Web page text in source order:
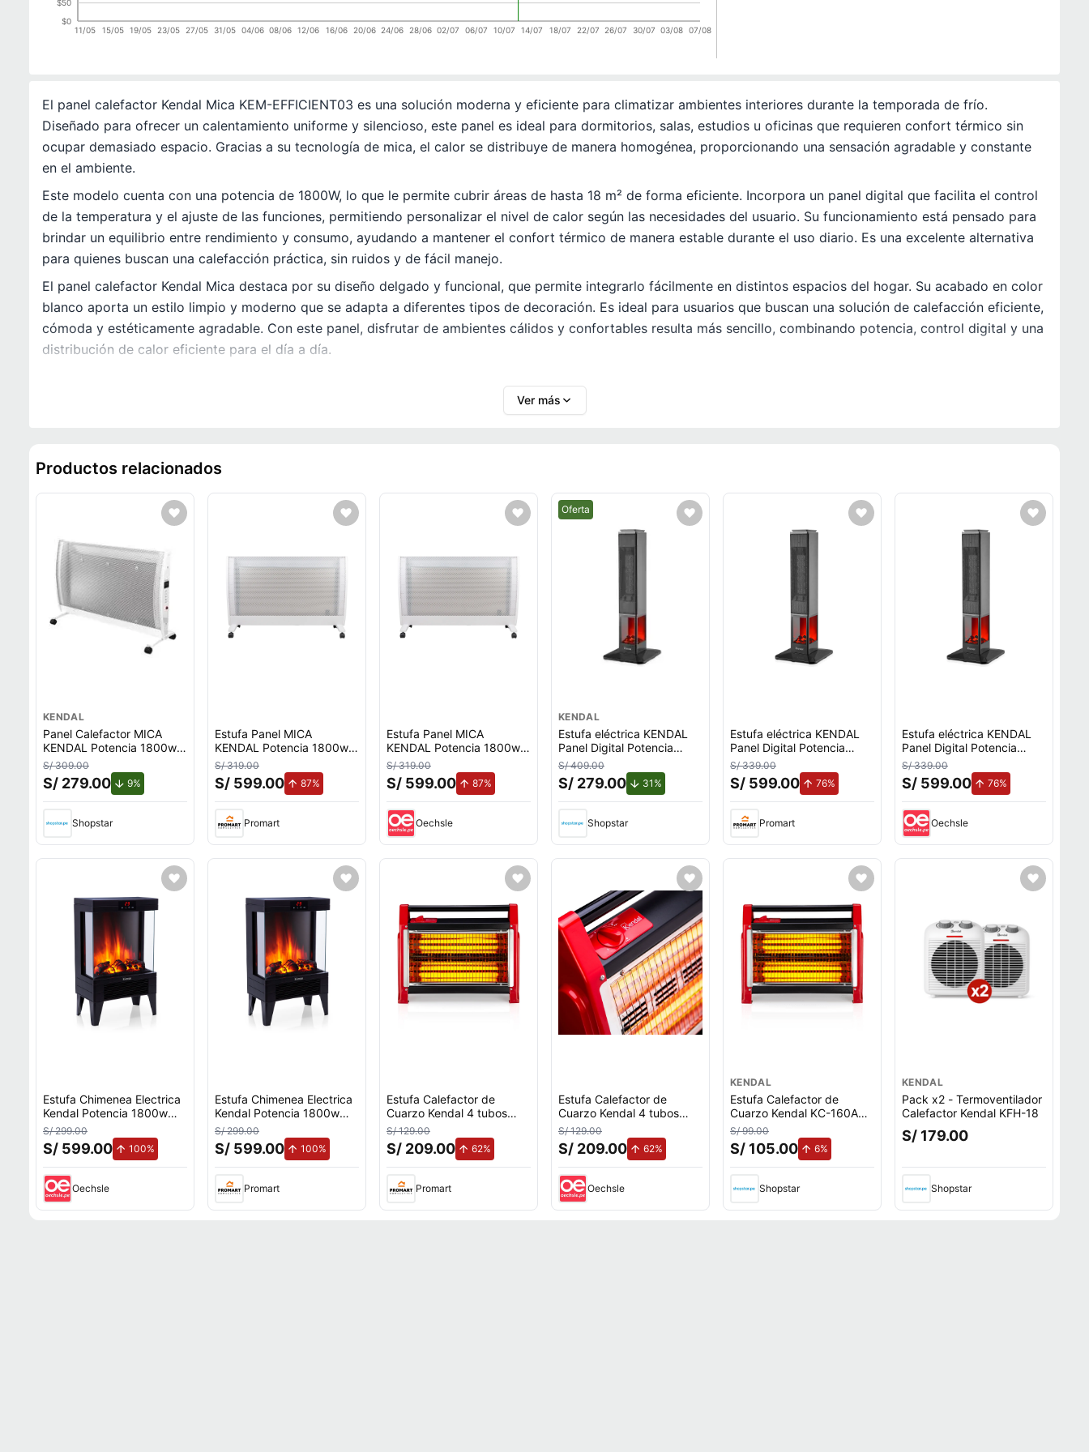
11/05 15/05 19/05 23/05 27/05 31/05 04/06 08/06 12/06 16/06 20/06 24/06 28/06 02/07 06/07 10/07 14/07 18/07 22/07 26/07 30/07 03/08 07/08
$0
$50
El panel calefactor Kendal Mica KEM-EFFICIENT03 es una solución moderna y eficiente para climatizar ambientes interiores durante la temporada de frío.
Diseñado para ofrecer un calentamiento uniforme y silencioso, este panel es ideal para dormitorios, salas, estudios u oficinas que requieren confort térmico sin
ocupar demasiado espacio. Gracias a su tecnología de mica, el calor se distribuye de manera homogénea, proporcionando una sensación agradable y constante
en el ambiente.
Este modelo cuenta con una potencia de 1800W, lo que le permite cubrir áreas de hasta 18 m² de forma eficiente. Incorpora un panel digital que facilita el control
de la temperatura y el ajuste de las funciones, permitiendo personalizar el nivel de calor según las necesidades del usuario. Su funcionamiento está pensado para
brindar un equilibrio entre rendimiento y consumo, ayudando a mantener el confort térmico de manera estable durante el uso diario. Es una excelente alternativa
para quienes buscan una calefacción práctica, sin ruidos y de fácil manejo.
El panel calefactor Kendal Mica destaca por su diseño delgado y funcional, que permite integrarlo fácilmente en distintos espacios del hogar. Su acabado en color
blanco aporta un estilo limpio y moderno que se adapta a diferentes tipos de decoración. Es ideal para usuarios que buscan una solución de calefacción eficiente,
cómoda y estéticamente agradable. Con este panel, disfrutar de ambientes cálidos y confortables resulta más sencillo, combinando potencia, control digital y una
distribución de calor eficiente para el día a día.
Ver más
Productos relacionados
KENDAL
Panel Calefactor MICA
KENDAL Potencia 1800w
Cobertura 18m2
Instalación Piso/Muro
S/ 309.00
S/ 279.00 9%
Shopstar
Estufa Panel MICA
KENDAL Potencia 1800w
Cobertura 18m2
Instalación Piso/Muro
S/ 319.00
S/ 599.00 87%
Promart
Estufa Panel MICA
KENDAL Potencia 1800w
Cobertura 18m2
Instalación Piso/Muro
S/ 319.00
S/ 599.00 87%
Oechsle
Mejor precio.
Oferta
KENDAL
Estufa eléctrica KENDAL
Panel Digital Potencia
2000w Cobertura 20m2
Efecto Flama
S/ 409.00
S/ 279.00 31%
Shopstar
Estufa eléctrica KENDAL
Panel Digital Potencia
2000w Cobertura 20m2
Efecto Flama
S/ 339.00
S/ 599.00 76%
Promart
Estufa eléctrica KENDAL
Panel Digital Potencia
2000w Cobertura 20m2
Efecto Flama
S/ 339.00
S/ 599.00 76%
Oechsle
Estufa Chimenea Electrica
Kendal Potencia 1800w
Cobertura 20m2 Efecto
Flama
S/ 299.00
S/ 599.00 100%
Oechsle
Estufa Chimenea Electrica
Kendal Potencia 1800w
Cobertura 20m2 Efecto
Flama
S/ 299.00
S/ 599.00 100%
Promart
Estufa Calefactor de
Cuarzo Kendal 4 tubos
Potencia 1600W Cobertura
18m2
S/ 129.00
S/ 209.00 62%
Promart
Estufa Calefactor de
Cuarzo Kendal 4 tubos
Potencia 1600W Cobertura
18m2
S/ 129.00
S/ 209.00 62%
Oechsle
KENDAL
Estufa Calefactor de
Cuarzo Kendal KC-160AS
4 tubos Potencia 1600W
Cobertura 20m2
S/ 99.00
S/ 105.00 6%
Shopstar
KENDAL
Pack x2 - Termoventilador
Calefactor Kendal KFH-18
S/ 179.00
Shopstar